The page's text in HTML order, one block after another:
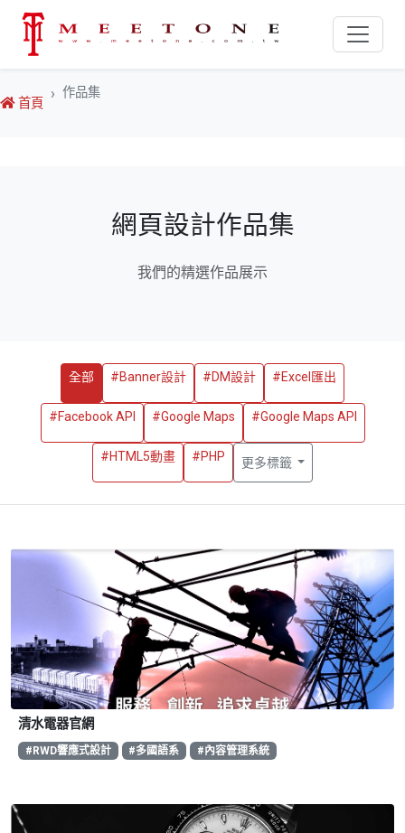
首頁
作品集
網頁設計作品集
我們的精選作品展示
全部 #Banner設計 #DM設計 #Excel匯出
#Facebook API #Google Maps #Google Maps API
#HTML5動畫 #PHP 更多標籤
清水電器官網
#RWD響應式設計 #多國語系 #內容管理系統